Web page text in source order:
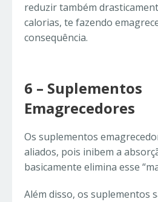
reduzir também
calorias, te fazendo
consequência.
6 – Suplementos
Emagrecedores
Os suplementos
aliados, pois inibem a
basicamente elimina esse
Além disso, os suplementos